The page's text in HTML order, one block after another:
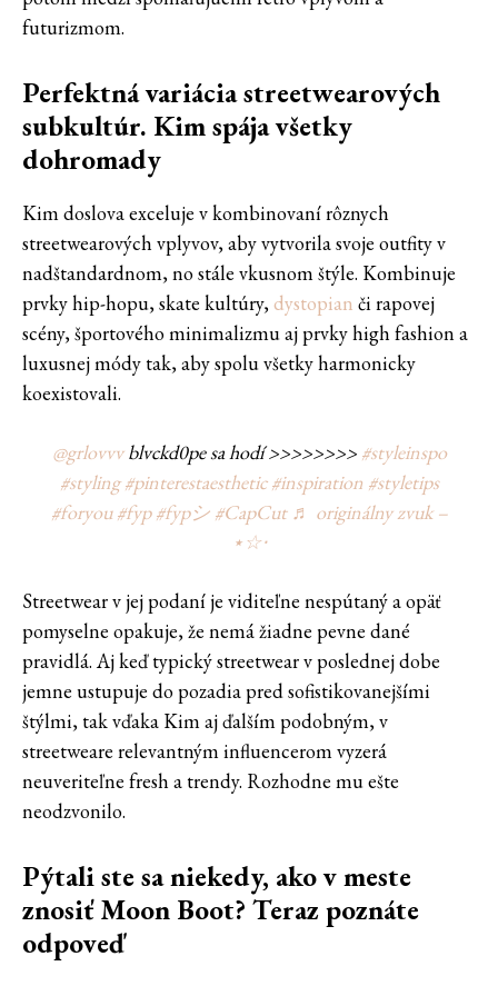
futurizmom.
Perfektná variácia streetwearových
subkultúr. Kim spája všetky
dohromady
Kim doslova exceluje v kombinovaní rôznych
streetwearových vplyvov, aby vytvorila svoje outfity v
nadštandardnom, no stále vkusnom štýle. Kombinuje
prvky hip-hopu, skate kultúry,dystopian či rapovej
scény, športového minimalizmu aj prvky high fashion a
luxusnej módy tak, aby spolu všetky harmonicky
koexistovali.
@grlovvvblvckd0pe sa hodí >>>>>>>> #styleinspo
#styling #pinterestaesthetic #inspiration #styletips
#foryou #fyp #fypシ #CapCut ♬ originálny zvuk –
⋆☆⋅
Streetwear v jej podaní je viditeľne nespútaný a opäť
pomyselne opakuje, že nemá žiadne pevne dané
pravidlá. Aj keď typický streetwear v poslednej dobe
jemne ustupuje do pozadia pred sofistikovanejšími
štýlmi, tak vďaka Kim aj ďalším podobným, v
streetweare relevantným influencerom vyzerá
neuveriteľne fresh a trendy. Rozhodne mu ešte
neodzvonilo.
Pýtali ste sa niekedy, ako v meste
znosiť Moon Boot? Teraz poznáte
odpoveď